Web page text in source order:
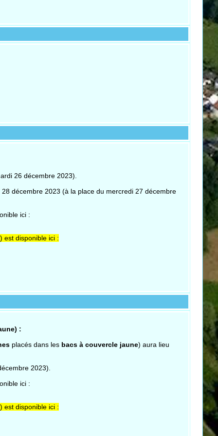
26 décembre 2023).
décembre 2023 (à la place du mercredi 27 décembre
ici :
est disponible ici :
:
placés dans les bacs à couvercle jaune) aura lieu
2023).
ici :
est disponible ici :